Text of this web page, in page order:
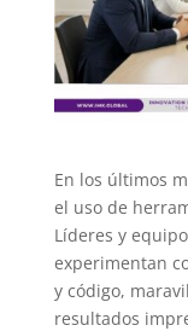
En los últimos
el uso de
Líderes y
experimentan
y código,
resultados